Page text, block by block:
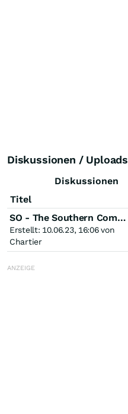
Diskussionen / Uploads
Diskussionen
Titel
SO - The Southern Company
Erstellt: 10.06.23, 16:06 von
Chartier